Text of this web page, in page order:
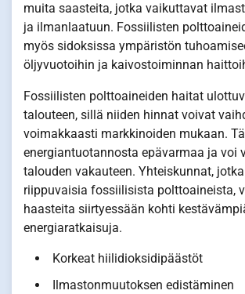
muita saasteita, jotka vaikuttavat
ja ilmanlaatuun. Fossiilisten
myös sidoksissa ympäristön
öljyvuotoihin ja kaivostoiminnan
Fossiilisten polttoaineiden haitat
talouteen, sillä niiden hinnat voivat
voimakkaasti markkinoiden mukaan.
energiantuotannosta epävarmaa ja voi
talouden vakauteen. Yhteiskunnat,
riippuvaisia fossiilisista polttoaineista,
haasteita siirtyessään kohti
energiaratkaisuja.
Korkeat hiilidioksidipäästöt
Ilmastonmuutoksen edistäminen